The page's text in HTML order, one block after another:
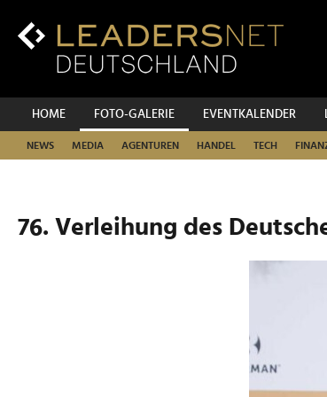
Inhalt
Hauptnavigation
HOME FOTO-GALERIE EVENTKALENDER
NEWS MEDIA AGENTUREN HANDEL TECH
76. Verleihung des